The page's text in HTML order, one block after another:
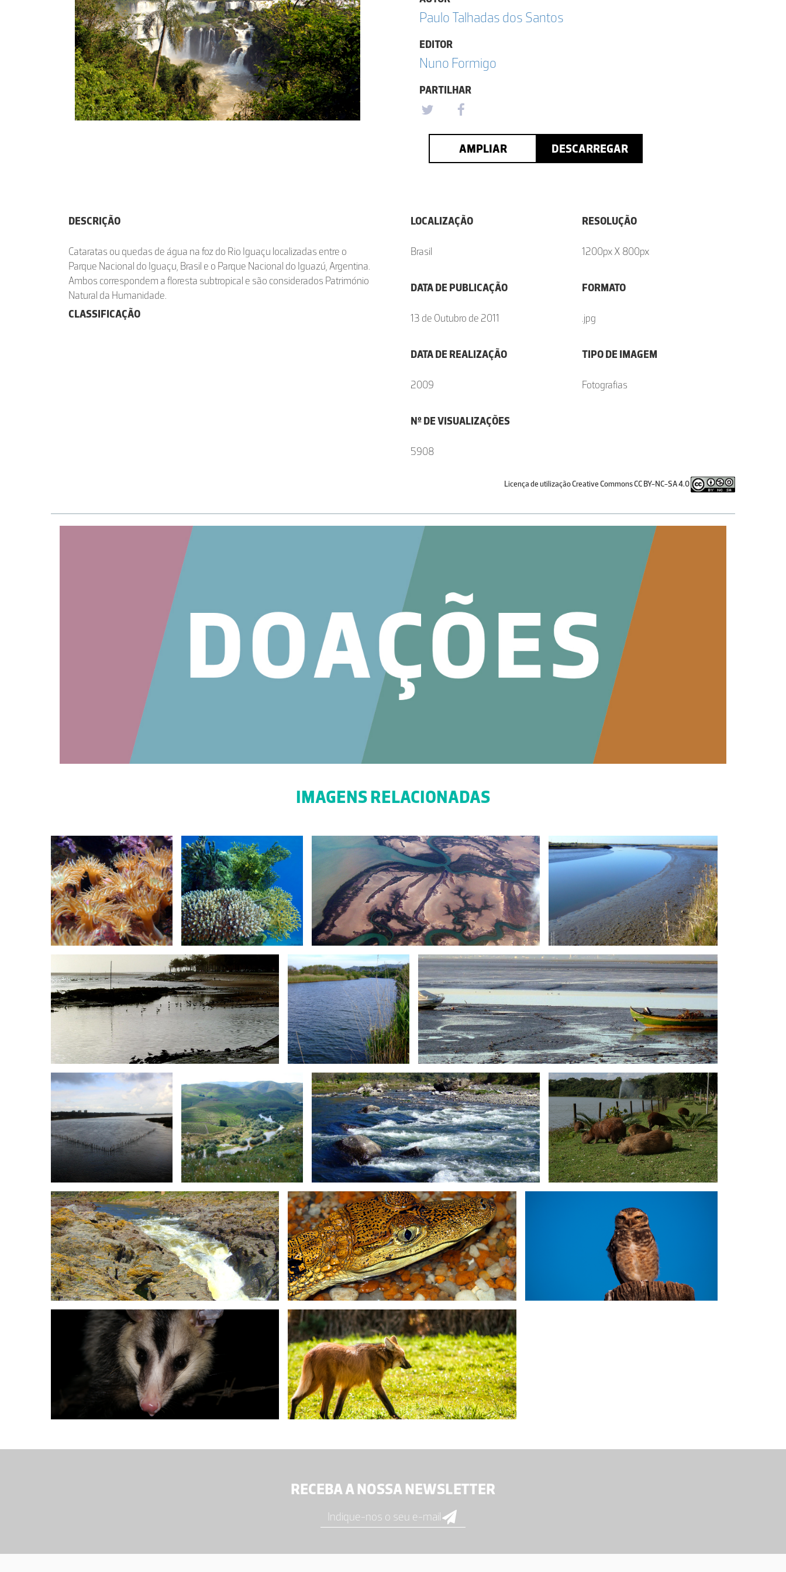
Paulo Talhadas dos Santos
EDITOR
Nuno Formigo
PARTILHAR
AMPLIAR DESCARREGAR
DESCRIÇÃO
Cataratas ou quedas de água na foz do Rio Iguaçu localizadas entre o
Parque Nacional do Iguaçu, Brasil e o Parque Nacional do Iguazú, Argentina.
Ambos correspondem a floresta subtropical e são considerados Património
Natural da Humanidade.
CLASSIFICAÇÃO
LOCALIZAÇÃO
Brasil
DATA DE PUBLICAÇÃO
13 de Outubro de 2011
DATA DE REALIZAÇÃO
2009
Nº DE VISUALIZAÇÕES
5908
RESOLUÇÃO
1200px X 800px
FORMATO
.jpg
TIPO DE IMAGEM
Fotografias
Licença de utilização Creative Commons CC BY-NC-SA 4.0
IMAGENS RELACIONADAS
RECEBA A NOSSA NEWSLETTER